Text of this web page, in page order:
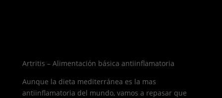
Artritis – Alimentación básica antiinflamatoria
Aunque la dieta mediterránea es la mas
antiinflamatoria del mundo, vamos a repasar que